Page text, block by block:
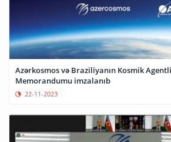
Azərkosmos və Braziliyanın Kosmik
Memorandumu imzalanıb
22-11-2023